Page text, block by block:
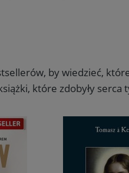
by wiedzieć,
które zdobyły